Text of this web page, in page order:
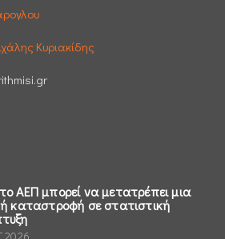
Κυριακίδης
ΑΕΠ μπορεί να μετατρέπει μια
καταστροφή σε στατιστική